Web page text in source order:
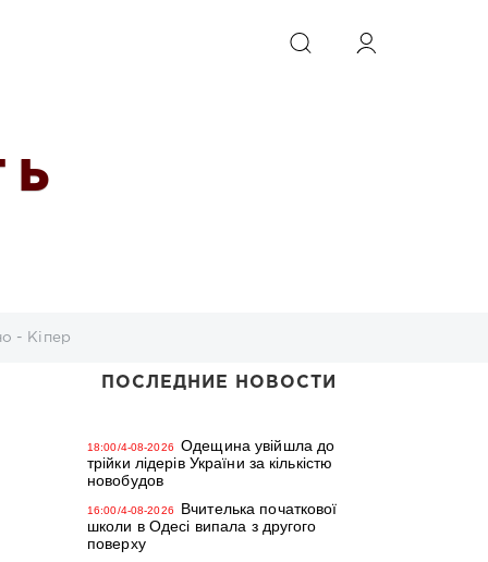
ИСКАТЬ
Ь
- Кіпер
ПОСЛЕДНИЕ НОВОСТИ
18:00/4-08-2026
Одещина увійшла до
трійки лідерів України за кількістю
новобудов
16:00/4-08-2026
Вчителька початкової
школи в Одесі випала з другого
поверху